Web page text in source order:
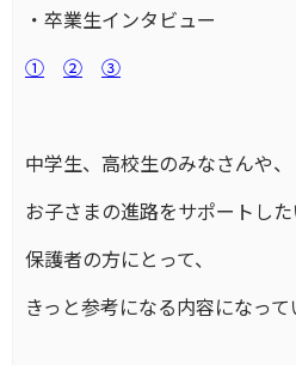
・卒業生インタビュー
①
② ③
中学生、高校生のみなさんや、
お子さまの進路をサポートし
保護者の方にとって、
きっと参考になる内容になって